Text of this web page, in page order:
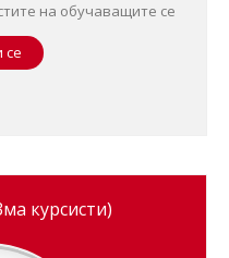
на обучаващите се
се
курсисти)